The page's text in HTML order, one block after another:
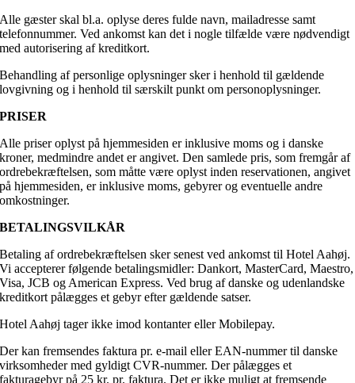
Alle gæster skal bl.a. oplyse deres fulde navn, mailadresse samt
telefonnummer. Ved ankomst kan det i nogle tilfælde være nødvendigt
med autorisering af kreditkort.
Behandling af personlige oplysninger sker i henhold til gældende
lovgivning og i henhold til særskilt punkt om personoplysninger.
PRISER
Alle priser oplyst på hjemmesiden er inklusive moms og i danske
kroner, medmindre andet er angivet. Den samlede pris, som fremgår af
ordrebekræftelsen, som måtte være oplyst inden reservationen, angivet
på hjemmesiden, er inklusive moms, gebyrer og eventuelle andre
omkostninger.
BETALINGSVILKÅR
Betaling af ordrebekræftelsen sker senest ved ankomst til Hotel Aahøj.
Vi accepterer følgende betalingsmidler: Dankort, MasterCard, Maestro,
Visa, JCB og American Express. Ved brug af danske og udenlandske
kreditkort pålægges et gebyr efter gældende satser.
Hotel Aahøj tager ikke imod kontanter eller Mobilepay.
Der kan fremsendes faktura pr. e-mail eller EAN-nummer til danske
virksomheder med gyldigt CVR-nummer. Der pålægges et
fakturagebyr på 25 kr. pr. faktura. Det er ikke muligt at fremsende